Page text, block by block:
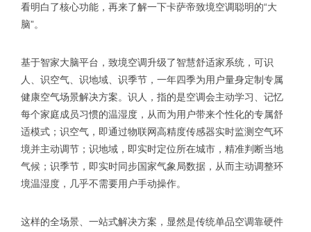
看明白了核心功能，再来了解一下卡萨帝致境空调聪明的“大
脑”。
基于智家大脑平台，致境空调升级了智慧舒适家系统，可识
人、识空气、识地域、识季节，一年四季为用户量身定制专属
健康空气场景解决方案。识人，指的是空调会主动学习、记忆
每个家庭成员习惯的温湿度，从而为用户带来个性化的专属舒
适模式；识空气，即通过物联网高精度传感器实时监测空气环
境并主动调节；识地域，即实时定位所在城市，精准判断当地
气候；识季节，即实时同步国家气象局数据，从而主动调整环
境温湿度，几乎不需要用户手动操作。
这样的全场景、一站式解决方案，显然是传统单品空调靠硬件